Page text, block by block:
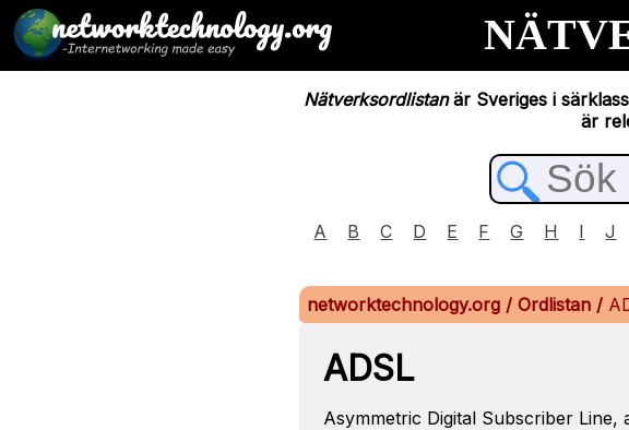
Nätverksordlistanär Sveriges i
är
A B C D E F G H I J
networktechnology.org / Ordlistan /
ADSL
Asymmetric Digital Subscriber